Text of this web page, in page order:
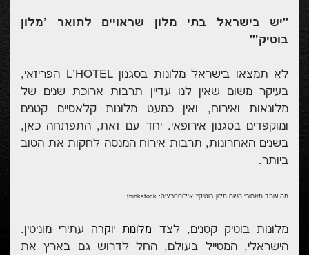
"יש בישראל בתי מלון שראויים לתואר 'מלון
בוטיק'"
לא תמצאו בישראל מלונות בסגנון L'HOTEL הפריזאי,
בעיקר משום שאין לנו עדיין תרבות ארוכת שנים של
מלונאות ואירוח, ואין כמעט מלונות קלאסיים קטנים
ומוקפדים בסגנון אירופאי. יחד עם זאת, התפתחה כאן,
בשנים האחרונות, תרבות אירוח המנסה לחקות את הטוב
ביותר.
מה עומד מאחורי השם מלון בוטיק? אילוסטרציה: thinkstock
מלונות בוטיק קטנים, לצד מלונות יוקרה עתירי מוניטין.
הישראלי, המטייל בעולם, החל לדרוש גם בארץ את